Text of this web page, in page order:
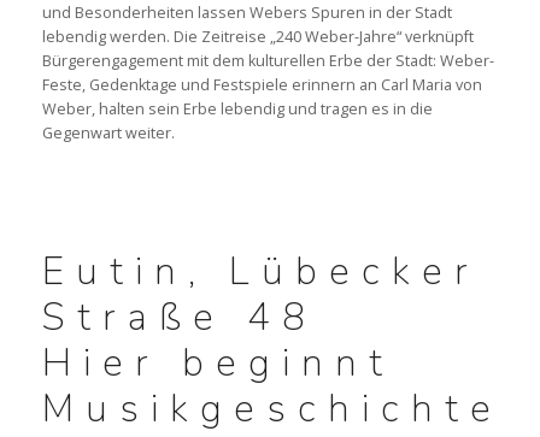
RUNDFAHRT
und Besonderheiten lassen Webers Spuren in der Stadt
lebendig werden. Die Zeitreise „240 Weber-Jahre“ verknüpft
Bürgerengagement mit dem kulturellen Erbe der Stadt: Weber-
Feste, Gedenktage und Festspiele erinnern an Carl Maria von
Weber, halten sein Erbe lebendig und tragen es in die
Gegenwart weiter.
Eutin, Lübecker
Straße 48
Hier beginnt
Musikgeschichte